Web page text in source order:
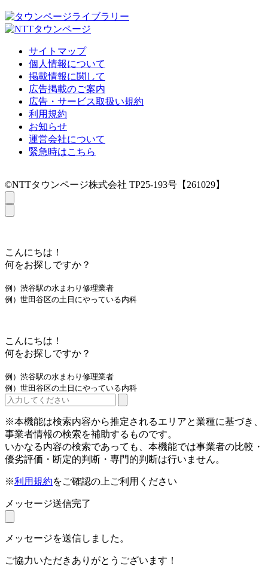
サイトマップ
個人情報について
掲載情報に関して
広告掲載のご案内
広告・サービス取扱い規約
利用規約
お知らせ
運営会社について
緊急時はこちら
©NTTタウンページ株式会社 TP25-193号【261029】
こんにちは！
何をお探しですか？
例）渋谷駅の水まわり修理業者
例）世田谷区の土日にやっている内科
こんにちは！
何をお探しですか？
例）渋谷駅の水まわり修理業者
例）世田谷区の土日にやっている内科
※本機能は検索内容から推定されるエリアと業種に基づき、
事業者情報の検索を補助するものです。
いかなる内容の検索であっても、本機能では事業者の比較・
優劣評価・断定的判断・専門的判断は行いません。
※利用規約をご確認の上ご利用ください
メッセージ送信完了
メッセージを送信しました。
ご協力いただきありがとうございます！